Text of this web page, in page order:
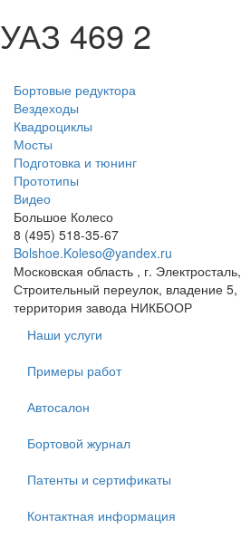
УАЗ 469 2
Бортовые редуктора
Вездеходы
Квадроциклы
Мосты
Подготовка и тюнинг
Прототипы
Видео
Большое Колесо
8 (495) 518-35-67
Bolshoe.Koleso@yandex.ru
Московская область , г. Электросталь,
Строительный переулок, владение 5,
территория завода НИКБООР
Наши услуги
Примеры работ
Автосалон
Бортовой журнал
Патенты и сертификаты
Контактная информация